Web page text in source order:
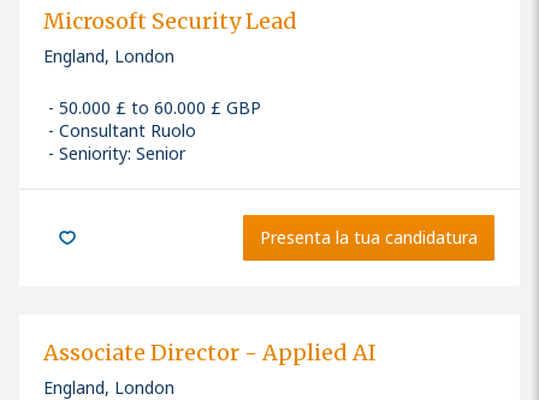
Microsoft Security Lead
England, London
50.000 £ to 60.000 £ GBP
Consultant Ruolo
Seniority: Senior
Presenta la tua candidatura
Associate Director - Applied AI
England, London